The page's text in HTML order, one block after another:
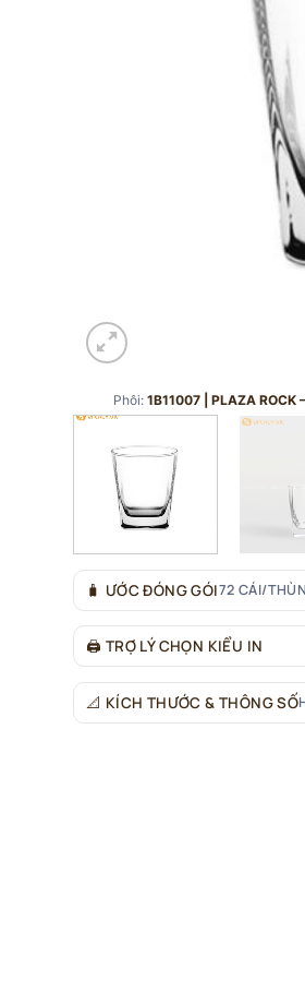
Phôi: 1B11007 | PLAZA ROCK
🧳 ƯỚC ĐÓNG GÓI72 CÁI/
🖨 TRỢ LÝ CHỌN KIỂU IN
📐 KÍCH THƯỚC & THÔNG SỐ